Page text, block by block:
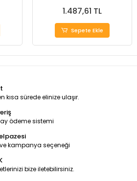
1.487,61 TL
Sepete Ekle
kısa sürede elinize ulaşır.
ödeme sistemi
kampanya seçeneği
bize iletebilirsiniz.